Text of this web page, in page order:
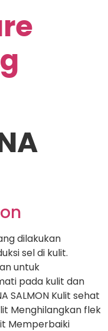
dilakukan
sel di kulit.
untuk
pada kulit dan
SALMON Kulit sehat
Menghilangkan flek
Memperbaiki